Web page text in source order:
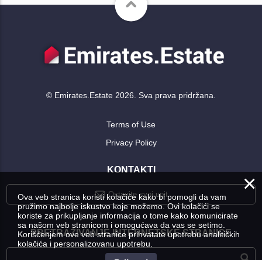
© Emirates.Estate 2026. Sva prava pridržana.
Terms of Use
Privacy Policy
KONTAKTI
Ostavite svoj upit
PRETRAŽIVANJE INTERNETSKE STRANICE
×
Ova veb stranica koristi kolačiće kako bi pomogli da vam
pružimo najbolje iskustvo koje možemo. Ovi kolačići se
koriste za prikupljanje informacija o tome kako komunicirate
sa našom veb stranicom i omogućava da vas se setimo.
Korišćenjem ove veb stranice prihvatate upotrebu analitičkih
kolačića i personalizovanu upotrebu.